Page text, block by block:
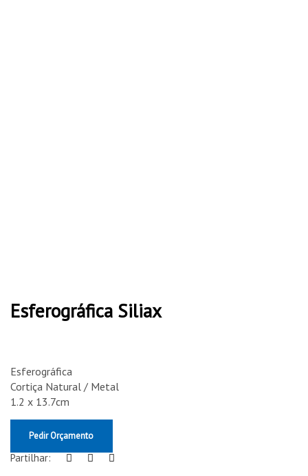
Esferográfica Siliax
Esferográfica
Cortiça Natural / Metal
1.2 x 13.7cm
Pedir Orçamento
Partilhar: